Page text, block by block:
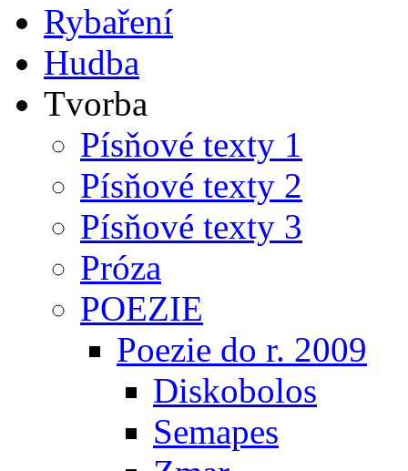
Rybaření
Hudba
Tvorba
Písňové texty 1
Písňové texty 2
Písňové texty 3
Próza
POEZIE
Poezie do r. 2009
Diskobolos
Semapes